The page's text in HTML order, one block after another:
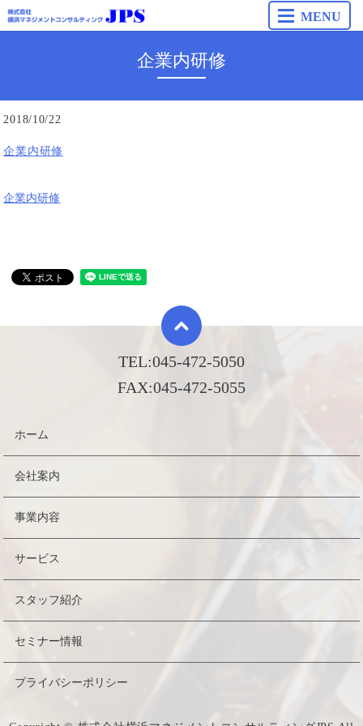
MENU
企業内研修
2018/10/22
企業内研修
企業内研修
TEL:045-472-5050
FAX:045-472-5055
ホーム
会社案内
事業内容
サービス
スタッフ紹介
セミナー情報
プライバシーポリシー